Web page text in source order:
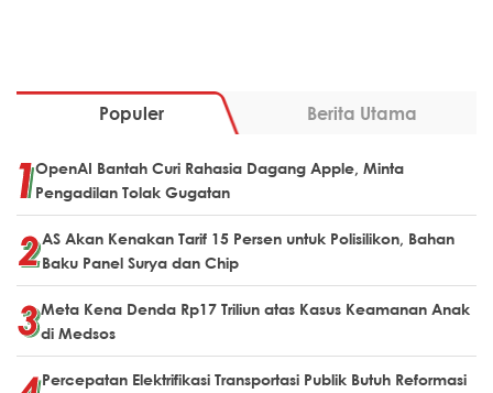
Populer Berita Utama
OpenAI Bantah Curi Rahasia Dagang Apple, Minta
Pengadilan Tolak Gugatan
AS Akan Kenakan Tarif 15 Persen untuk Polisilikon, Bahan
Baku Panel Surya dan Chip
Meta Kena Denda Rp17 Triliun atas Kasus Keamanan Anak
di Medsos
Percepatan Elektrifikasi Transportasi Publik Butuh Reformasi